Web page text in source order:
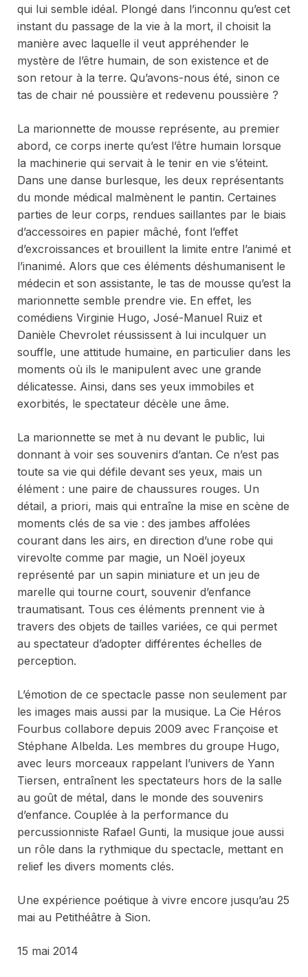
qui lui semble idéal. Plongé dans l’inconnu qu’est cet
instant du passage de la vie à la mort, il choisit la
manière avec laquelle il veut appréhender le
mystère de l’être humain, de son existence et de
son retour à la terre. Qu’avons-nous été, sinon ce
tas de chair né poussière et redevenu poussière ?
La marionnette de mousse représente, au premier
abord, ce corps inerte qu’est l’être humain lorsque
la machinerie qui servait à le tenir en vie s’éteint.
Dans une danse burlesque, les deux représentants
du monde médical malmènent le pantin. Certaines
parties de leur corps, rendues saillantes par le biais
d’accessoires en papier mâché, font l’effet
d’excroissances et brouillent la limite entre l’animé et
l’inanimé. Alors que ces éléments déshumanisent le
médecin et son assistante, le tas de mousse qu’est la
marionnette semble prendre vie. En effet, les
comédiens Virginie Hugo, José-Manuel Ruiz et
Danièle Chevrolet réussissent à lui inculquer un
souffle, une attitude humaine, en particulier dans les
moments où ils le manipulent avec une grande
délicatesse. Ainsi, dans ses yeux immobiles et
exorbités, le spectateur décèle une âme.
La marionnette se met à nu devant le public, lui
donnant à voir ses souvenirs d’antan. Ce n’est pas
toute sa vie qui défile devant ses yeux, mais un
élément : une paire de chaussures rouges. Un
détail, a priori, mais qui entraîne la mise en scène de
moments clés de sa vie : des jambes affolées
courant dans les airs, en direction d’une robe qui
virevolte comme par magie, un Noël joyeux
représenté par un sapin miniature et un jeu de
marelle qui tourne court, souvenir d’enfance
traumatisant. Tous ces éléments prennent vie à
travers des objets de tailles variées, ce qui permet
au spectateur d’adopter différentes échelles de
perception.
L’émotion de ce spectacle passe non seulement par
les images mais aussi par la musique. La Cie Héros
Fourbus collabore depuis 2009 avec Françoise et
Stéphane Albelda. Les membres du groupe Hugo,
avec leurs morceaux rappelant l’univers de Yann
Tiersen, entraînent les spectateurs hors de la salle
au goût de métal, dans le monde des souvenirs
d’enfance. Couplée à la performance du
percussionniste Rafael Gunti, la musique joue aussi
un rôle dans la rythmique du spectacle, mettant en
relief les divers moments clés.
Une expérience poétique à vivre encore jusqu’au 25
mai au Petithéâtre à Sion.
15 mai 2014